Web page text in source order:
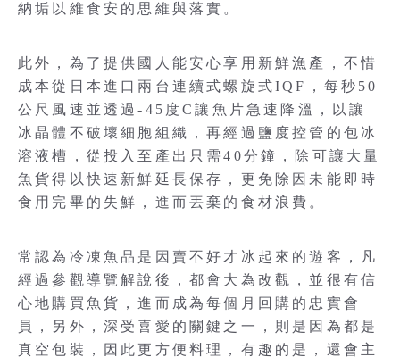
納垢以維食安的思維與落實。
此外，為了提供國人能安心享用新鮮漁產，不惜
成本從日本進口兩台連續式螺旋式IQF，每秒50
公尺風速並透過-45度C讓魚片急速降溫，以讓
冰晶體不破壞細胞組織，再經過鹽度控管的包冰
溶液槽，從投入至產出只需40分鐘，除可讓大量
魚貨得以快速新鮮延長保存，更免除因未能即時
食用完畢的失鮮，進而丟棄的食材浪費。
常認為冷凍魚品是因賣不好才冰起來的遊客，凡
經過參觀導覽解說後，都會大為改觀，並很有信
心地購買魚貨，進而成為每個月回購的忠實會
員，另外，深受喜愛的關鍵之一，則是因為都是
真空包裝，因此更方便料理，有趣的是，還會主